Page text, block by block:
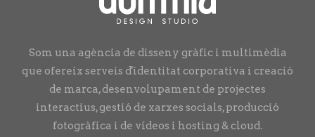
Som una agència de disseny gràfic i multimèdia
que ofereix serveis d'identitat corporativa i creació
de marca, desenvolupament de projectes
interactius, gestió de xarxes socials, producció
fotogràfica i de vídeos i hosting & cloud.